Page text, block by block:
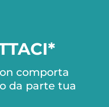
comporta
da parte tua